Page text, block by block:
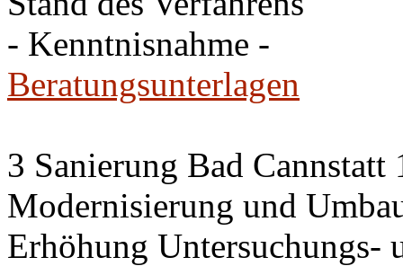
- Kenntnisnahme -
Beratungsunterlagen
3 Sanierung Bad
Modernisierung und
Erhöhung Untersuchungs-